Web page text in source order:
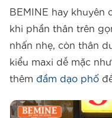
BEMINE hay khuyên
khi phần thân trên
nhấn nhẹ, còn thân
kiểu maxi dễ mặc
thêm đầm dạo phố